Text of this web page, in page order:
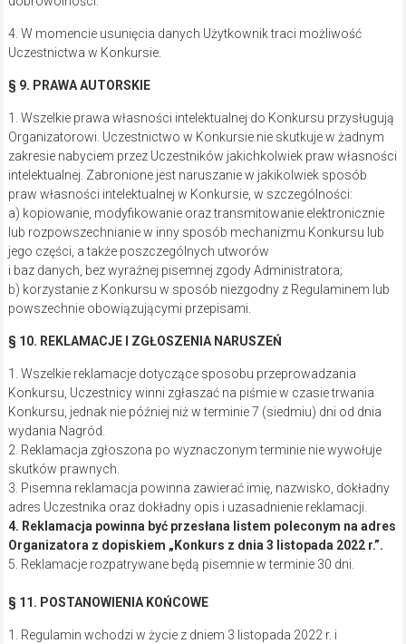
4. W momencie usunięcia danych Użytkownik traci możliwość
Uczestnictwa w Konkursie.
§ 9. PRAWA AUTORSKIE
1. Wszelkie prawa własności intelektualnej do Konkursu przysługują
Organizatorowi. Uczestnictwo w Konkursie nie skutkuje w żadnym
zakresie nabyciem przez Uczestników jakichkolwiek praw własności
intelektualnej. Zabronione jest naruszanie w jakikolwiek sposób
praw własności intelektualnej w Konkursie, w szczególności:
a) kopiowanie, modyfikowanie oraz transmitowanie elektronicznie
lub rozpowszechnianie w inny sposób mechanizmu Konkursu lub
jego części, a także poszczególnych utworów
i baz danych, bez wyraźnej pisemnej zgody Administratora;
b) korzystanie z Konkursu w sposób niezgodny z Regulaminem lub
powszechnie obowiązującymi przepisami.
§ 10. REKLAMACJE I ZGŁOSZENIA NARUSZEŃ
1. Wszelkie reklamacje dotyczące sposobu przeprowadzania
Konkursu, Uczestnicy winni zgłaszać na piśmie w czasie trwania
Konkursu, jednak nie później niż w terminie 7 (siedmiu) dni od dnia
wydania Nagród.
2. Reklamacja zgłoszona po wyznaczonym terminie nie wywołuje
skutków prawnych.
3. Pisemna reklamacja powinna zawierać imię, nazwisko, dokładny
adres Uczestnika oraz dokładny opis i uzasadnienie reklamacji.
4. Reklamacja powinna być przesłana listem poleconym na adres
Organizatora z dopiskiem „Konkurs z dnia 3 listopada 2022 r.”.
5. Reklamacje rozpatrywane będą pisemnie w terminie 30 dni.
§ 11. POSTANOWIENIA KOŃCOWE
1. Regulamin wchodzi w życie z dniem 3 listopada 2022 r. i